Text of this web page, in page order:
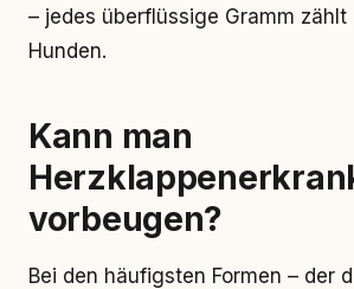
– jedes überflüssige Gramm zählt
Hunden.
Kann man
vorbeugen?
Bei den häufigsten Formen – der